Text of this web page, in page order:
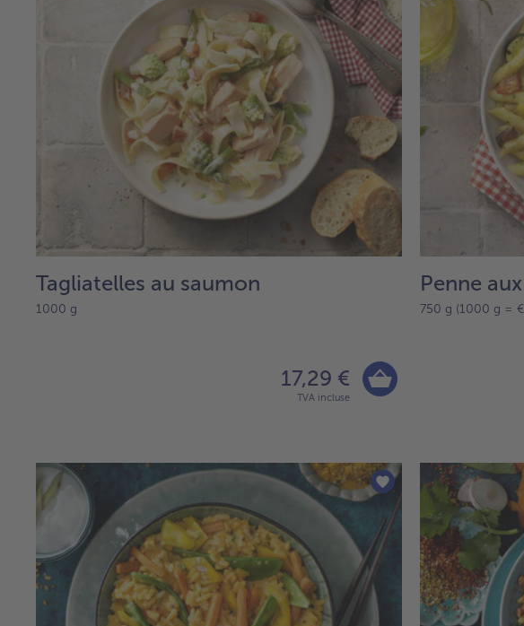
Tagliatelles au saumon
1000 g
17,29 €
TVA incluse
Penne
750 g (1000 g =